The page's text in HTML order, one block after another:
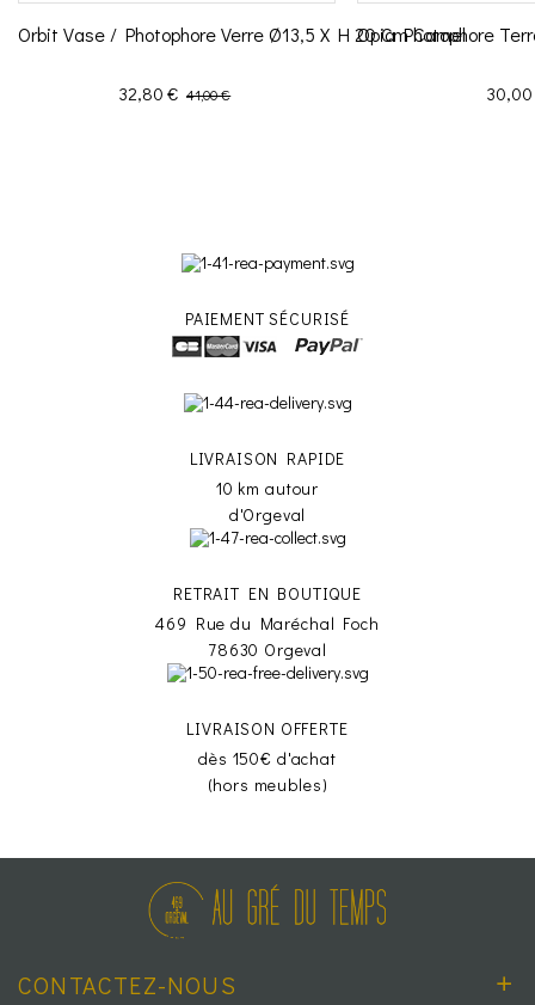
Orbit Vase / Photophore Verre Ø13,5 X H 20 Cm Camel
Prix
32,80 € Prix de base
41,00 €
Opia Photophore
Prix
PAIEMENT SÉCURISÉ
LIVRAISON RAPIDE
10 km autour
d'Orgeval
RETRAIT EN BOUTIQUE
469 Rue du Maréchal Foch
78630 Orgeval
LIVRAISON OFFERTE
dès 150€ d'achat
(hors meubles)
CONTACTEZ-NOUS